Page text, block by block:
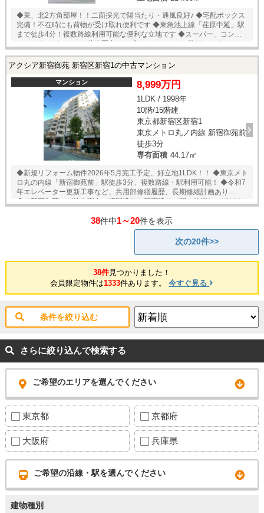
◆東、北2方角部屋！！二面採光で陽当たり・通風良好♪ ◆宅配ボックス
完備！不在時にも荷物が受け取れ便利です ◆東急池上線「荏原中延」駅
まで徒歩4分！複数路線利用可能な便利な立地です ◆スーパー、コンビ
ニ、ドラッグストアが徒歩圏内です ◆オートロック、防犯カメラなどの
京の三大商店街（三大銀座）の1つ「戸越銀座商店街」へも徒歩圏内♪お
イレブン 荏原中延駅前 徒歩5分 まいばすけっと 中延3丁目 徒歩4
分 オーケー戸越店 徒歩5分 トモズ中延店 徒歩5分 戸越銀座商店街
徒歩10分
アクシア新宿御苑 新宿区新宿1の中古マンション
マンション 8,999万円
1LDK / 1998年
10階/15階建
東京都新宿区新宿1
東京メトロ丸ノ内線 新宿御苑前
徒歩3分
専有面積 44.17㎡
◆新規リフォーム物件2026年5月完工予定、好立地1LDK！！ ◆東京メト
ロ丸の内線「新宿御苑前」駅徒歩3分、複数路線・駅利用可能！ ◆令和7
年エレベーター更新工事など、共用部修繕履歴、長期修繕計画あり
◆「新宿御苑」が徒歩圏内、靖国通りと新宿通りの間に位置し、ほどよ
か月分 駐輪場：年額12000円※ステッカー貼付 ※いずれも要空き確認 事
ットバス ・洗面化粧台 ・洗濯水栓 ・防水パン ・トイレ（温水洗浄
機能付） ・フローリング ・建具 ・玄関収納 ・収納棚 ・壁・天井
クロス ・フロアタイル ・エアコン（1基） ・照明器具 ・スイッ
チ ・コンセント ・ハウスクリーニング （令和8年5月完工予定）
38件中1～20件を表示
次の20件>>
38件見つかりました！
会員限定物件は1333件あります。今すぐ見る
条件を絞り込む
さらに絞り込んで検索する
ご希望のエリアを選んでください
東京都 京都府
大阪府 兵庫県
ご希望の沿線・駅を選んでください
建物種別